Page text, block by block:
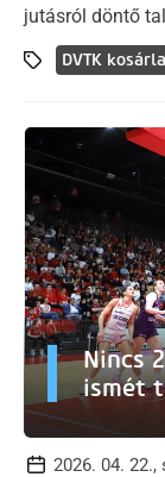
jutásról döntő
DVTK
Nincs
ismét
2026. 04. 22.,